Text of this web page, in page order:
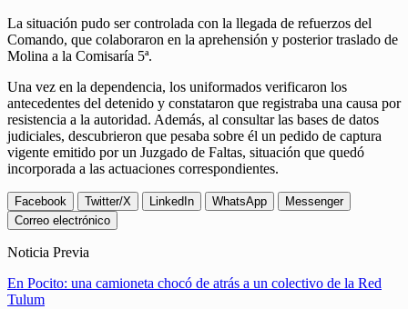
La situación pudo ser controlada con la llegada de refuerzos del
Comando, que colaboraron en la aprehensión y posterior traslado de
Molina a la Comisaría 5ª.
Una vez en la dependencia, los uniformados verificaron los
antecedentes del detenido y constataron que registraba una causa por
resistencia a la autoridad. Además, al consultar las bases de datos
judiciales, descubrieron que pesaba sobre él un pedido de captura
vigente emitido por un Juzgado de Faltas, situación que quedó
incorporada a las actuaciones correspondientes.
Facebook Twitter/X LinkedIn WhatsApp
Messenger
Correo electrónico
Noticia Previa
En Pocito: una camioneta chocó de atrás a un colectivo de la Red
Tulum